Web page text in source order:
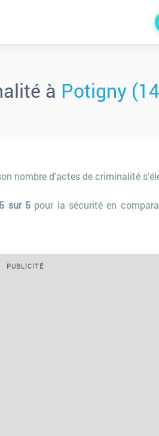
à Potigny
nombre d'actes de criminalité
5 sur 5pour la sécurité en
PUBLICITÉ